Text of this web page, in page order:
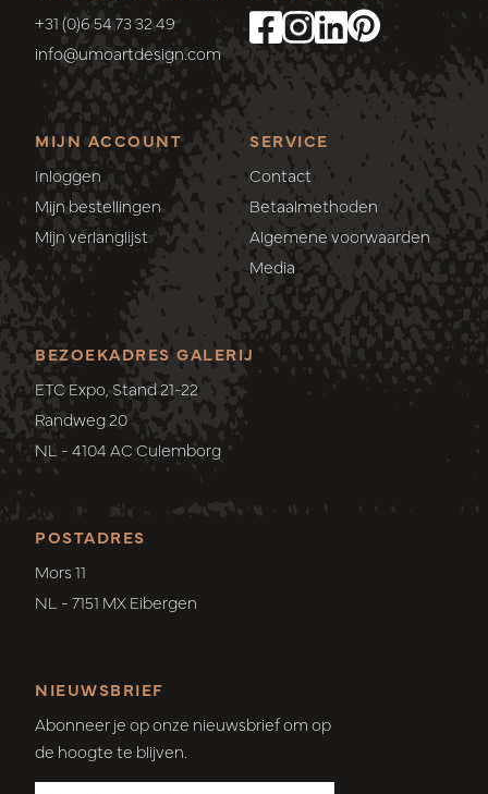
+31 (0)6 54 73 32 49
info@umoartdesign.com
MIJN ACCOUNT
Inloggen
Mijn bestellingen
Mijn verlanglijst
SERVICE
Contact
Betaalmethoden
Algemene voorwaarden
Media
POSTADRES
Mors 11
NL - 7151 MX Eibergen
BEZOEKADRES GALERIJ
ETC Expo, Stand 21-22
Randweg 20
NL - 4104 AC Culemborg
NIEUWSBRIEF
Abonneer je op onze nieuwsbrief om op
de hoogte te blijven.